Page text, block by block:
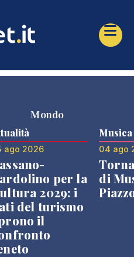
Mondo
ago 2026
per la
2029: i
del turismo
il
Musica
04 ago
di